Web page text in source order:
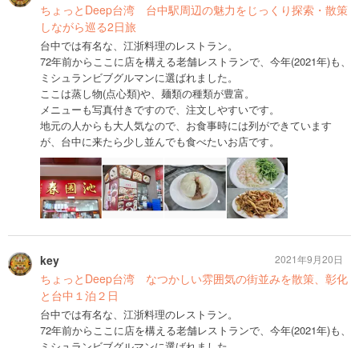
ちょっとDeep台湾 台中駅周辺の魅力をじっくり探索・散策
しながら巡る2日旅
台中では有名な、江浙料理のレストラン。
72年前からここに店を構える老舗レストランで、今年(2021年)も、
ミシュランビブグルマンに選ばれました。
ここは蒸し物(点心類)や、麺類の種類が豊富。
メニューも写真付きですので、注文しやすいです。
地元の人からも大人気なので、お食事時には列ができています
が、台中に来たら少し並んでも食べたいお店です。
key
ちょっとDeep台湾 なつかしい雰囲気の街並みを散策、彰化
と台中１泊２日
台中では有名な、江浙料理のレストラン。
72年前からここに店を構える老舗レストランで、今年(2021年)も、
2021年9月20日